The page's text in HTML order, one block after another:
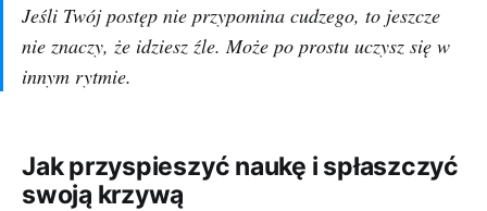
Jeśli Twój postęp nie przypomina cudzego, to jeszcze
nie znaczy, że idziesz źle. Może po prostu uczysz się w
innym rytmie.
Jak przyspieszyć naukę i spłaszczyć
swoją krzywą